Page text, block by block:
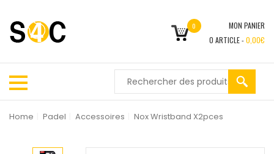
0
MON PANIER
0 ARTICLE -0,00€
Home Padel Accessoires Nox Wristband X2pces